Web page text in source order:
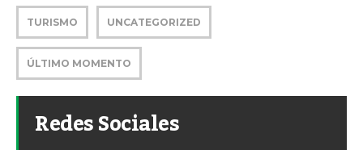
TURISMO UNCATEGORIZED
ÚLTIMO MOMENTO
Redes Sociales